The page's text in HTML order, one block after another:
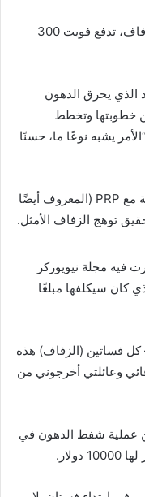
لكي تجعل جسدها يبدو كما لو كان يوم الزفاف، تدفع فويت 300
الذي يحرق الدهون
من خطوبتها وتخطط
يشبه نوعًا ما، حسنًا
استخدم Voight تقنية الوخز بالإبر الدقيقة مع PRP (المعروف أيضًا
توهج الزفاف الأمثل.
فيه مجلة نيويوركر
كان سيكلفها مبلغًا
فساتين (الزفاف) هذه
وعائلتي أخرجوني من
عملية شفط الدهون في